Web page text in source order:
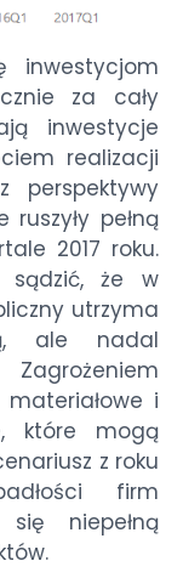
inwestycjom
za cały
inwestycje
realizacji
perspektywy
pełną
2017 roku.
sądzić, że w
utrzyma
ale nadal
i
które mogą
z roku
firm
niepełną